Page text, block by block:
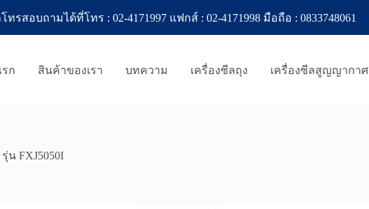
อบถามได้ที่โทร : 02-4171997 แฟกส์ : 02-4171998 มือถือ : 0833748061
ก สินค้าของเรา บทความ เครื่องซีลถุง เครื่องซีลสูญญากาศ
น FXJ5050I